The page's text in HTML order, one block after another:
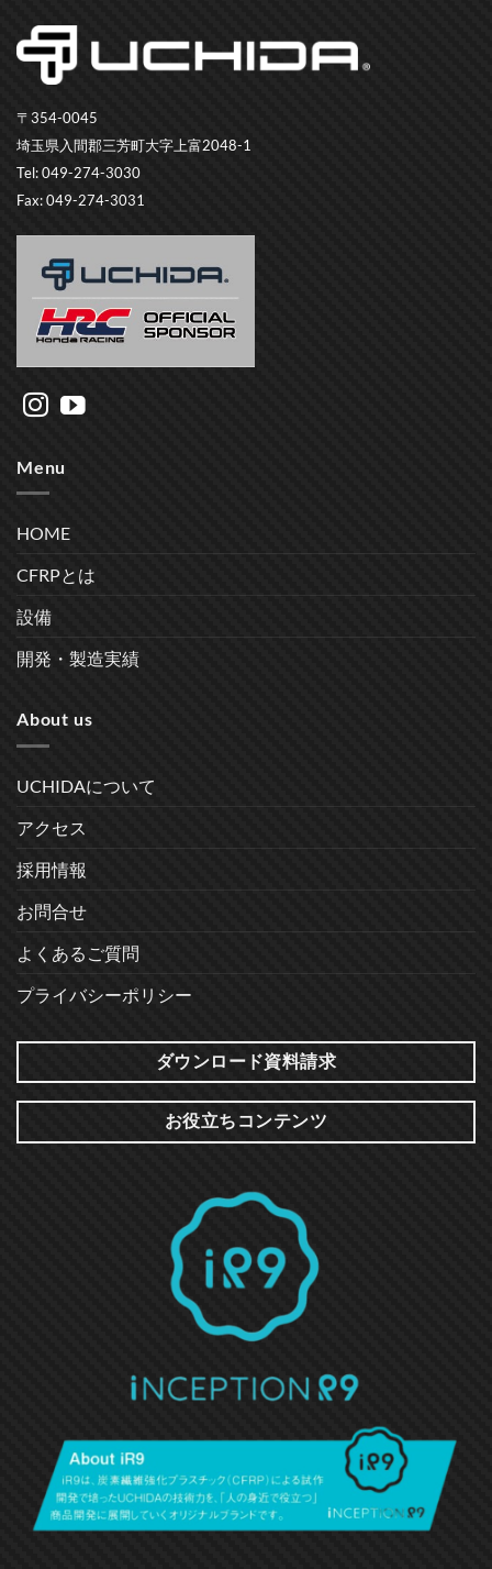
〒354-0045
埼玉県入間郡三芳町大字上富2048-1
Tel: 049-274-3030
Fax: 049-274-3031
Menu
HOME
CFRPとは
設備
開発・製造実績
About us
UCHIDAについて
アクセス
採用情報
お問合せ
よくあるご質問
プライバシーポリシー
ダウンロード資料請求
お役立ちコンテンツ